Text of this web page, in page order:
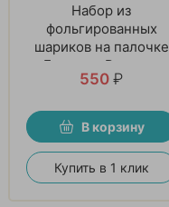
Набор из
фольгированных
шариков на палочке
«Большая Радость»
550 ₽
В корзину
Купить в 1 клик